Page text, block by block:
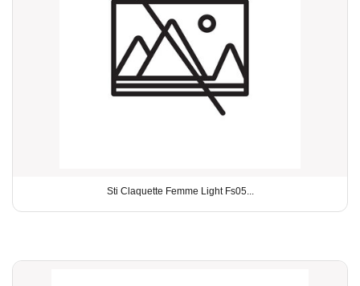
Sti Claquette Femme Light Fs05...